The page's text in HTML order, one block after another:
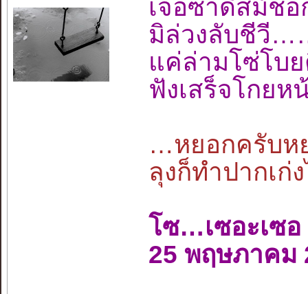
เจอซาดิสม์
มิล่วงลับชีวี
แค่ล่ามโซ่โ
ฟังเสร็จโกย
…หยอกครับห
ลุงก็ทำปากเก่
โซ…เซอะเซอ
25 พฤษภาคม